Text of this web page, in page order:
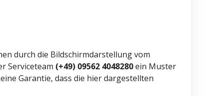
durch die Bildschirmdarstellung vom
Serviceteam (+49) 09562 4048280ein Muster
Garantie, dass die hier dargestellten